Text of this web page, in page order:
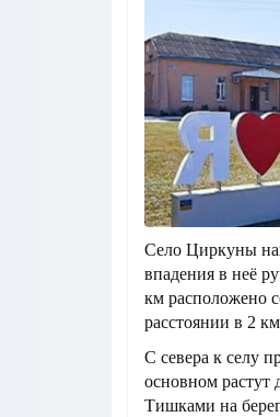
Село Циркуны
впадения в неё
км расположено
расстоянии в 2
С севера к селу
основном
Тишками на